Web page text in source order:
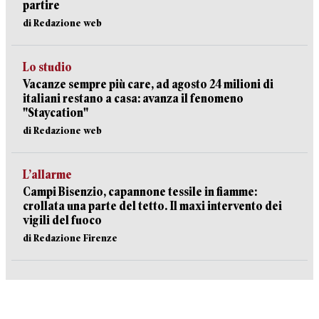
partire
di Redazione web
Lo studio
Vacanze sempre più care, ad agosto 24 milioni di
italiani restano a casa: avanza il fenomeno
"Staycation"
di Redazione web
L’allarme
Campi Bisenzio, capannone tessile in fiamme:
crollata una parte del tetto. Il maxi intervento dei
vigili del fuoco
di Redazione Firenze